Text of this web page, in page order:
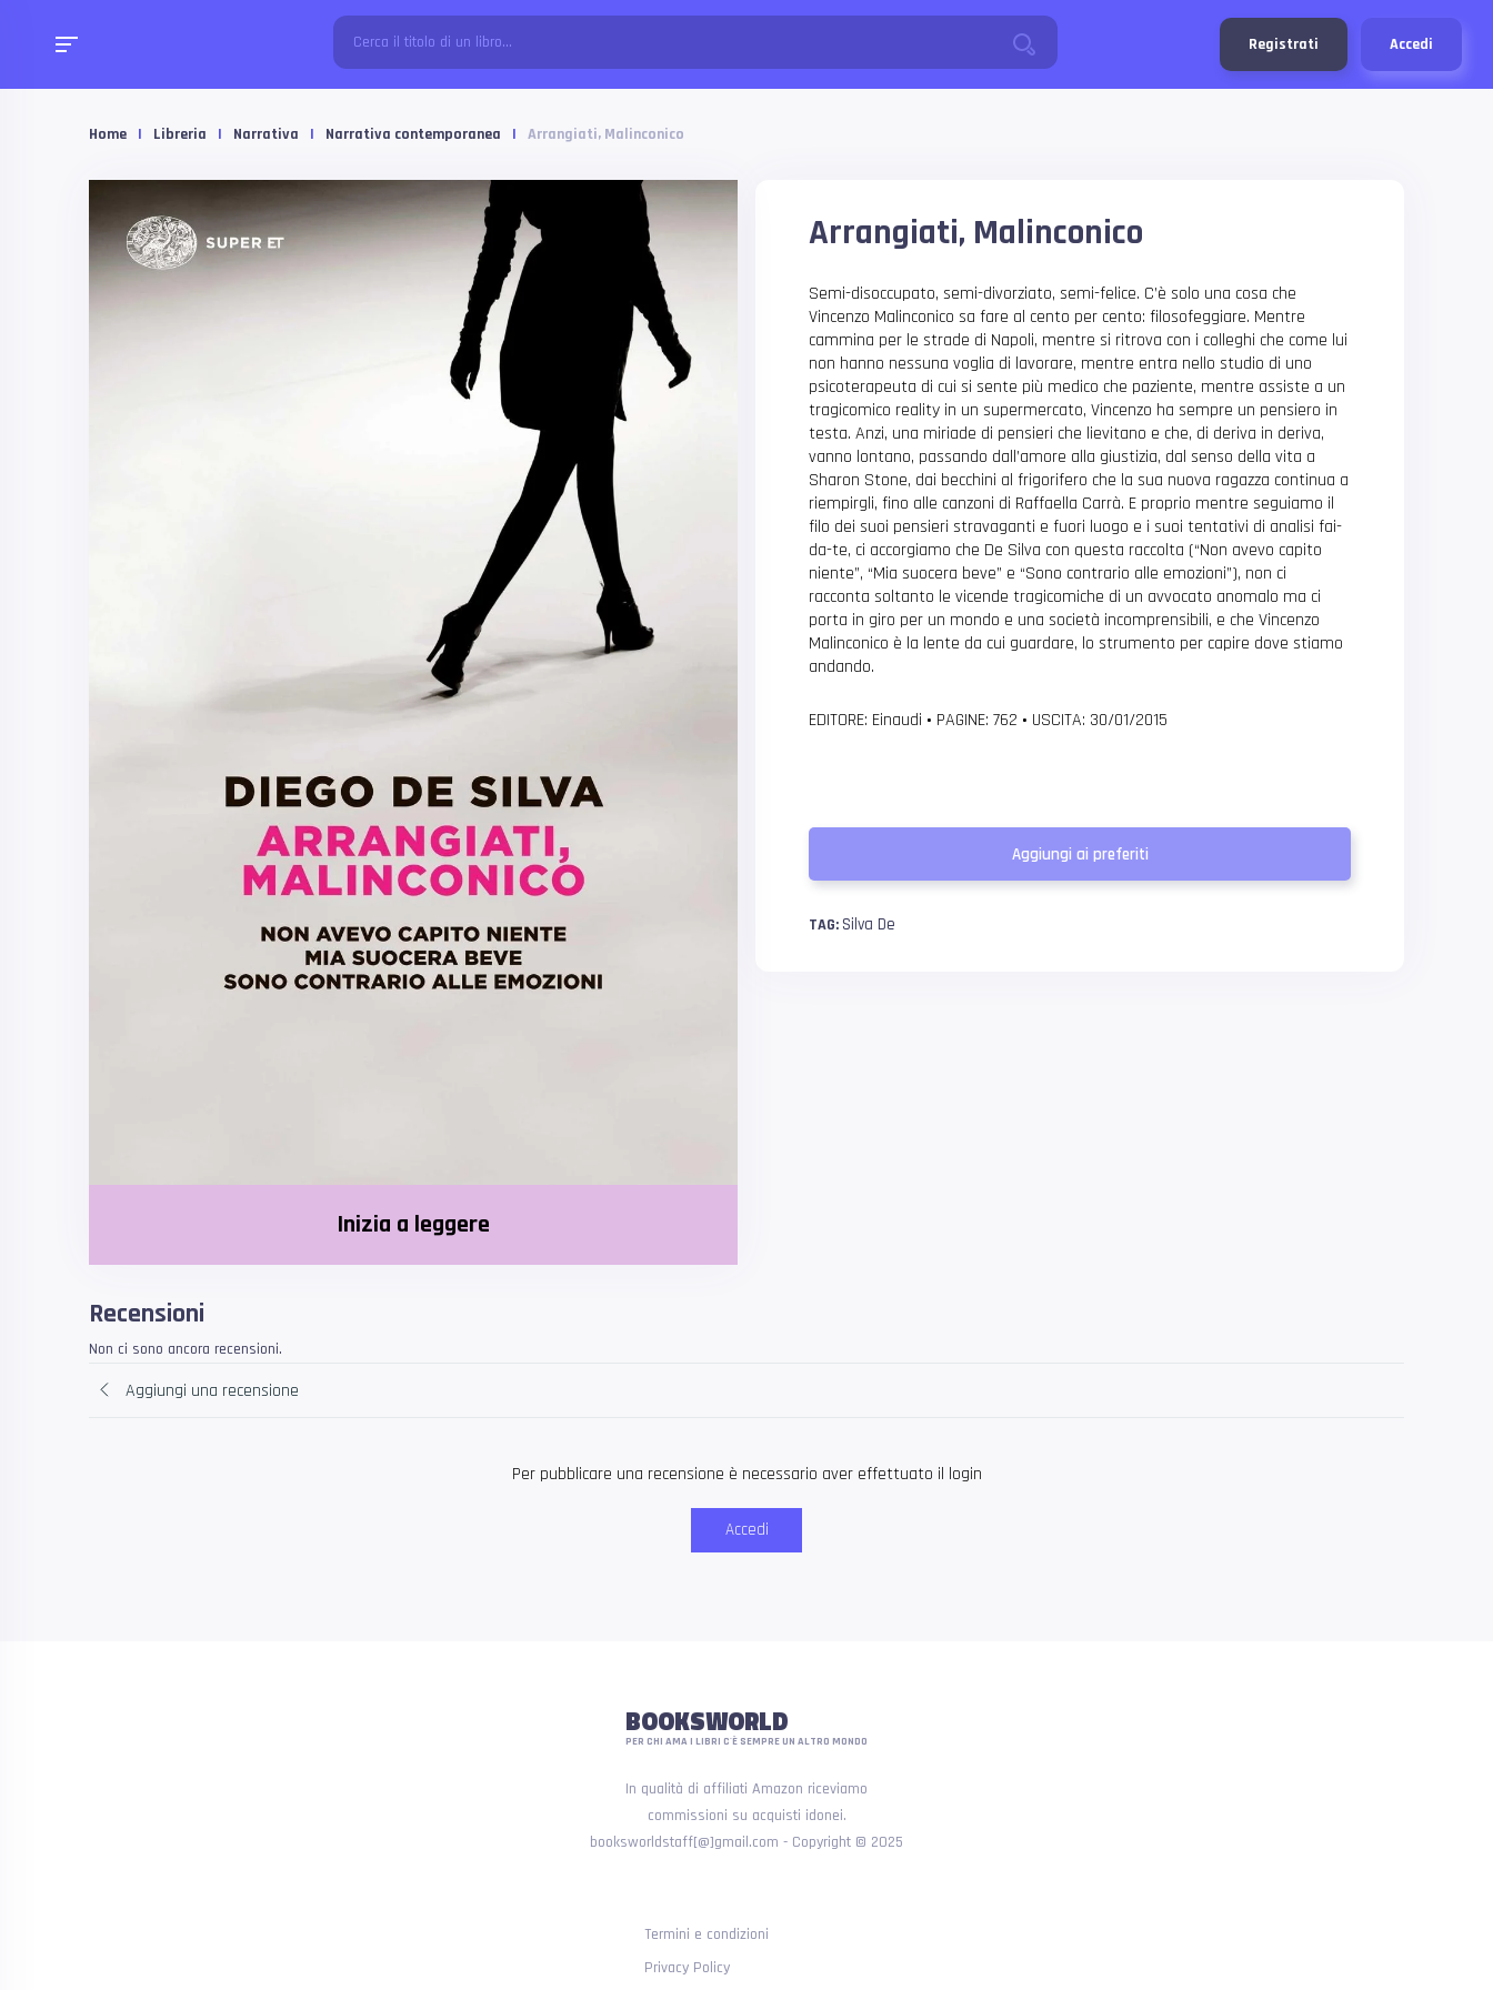
Registrati Accedi
Home | Libreria | Narrativa | Narrativa contemporanea | Arrangiati, Malinconico
Inizia a leggere
Arrangiati, Malinconico
Semi-disoccupato, semi-divorziato, semi-felice. C’è solo una cosa che
Vincenzo Malinconico sa fare al cento per cento: filosofeggiare. Mentre
cammina per le strade di Napoli, mentre si ritrova con i colleghi che come lui
non hanno nessuna voglia di lavorare, mentre entra nello studio di uno
psicoterapeuta di cui si sente più medico che paziente, mentre assiste a un
tragicomico reality in un supermercato, Vincenzo ha sempre un pensiero in
testa. Anzi, una miriade di pensieri che lievitano e che, di deriva in deriva,
vanno lontano, passando dall’amore alla giustizia, dal senso della vita a
Sharon Stone, dai becchini al frigorifero che la sua nuova ragazza continua a
riempirgli, fino alle canzoni di Raffaella Carrà. E proprio mentre seguiamo il
filo dei suoi pensieri stravaganti e fuori luogo e i suoi tentativi di analisi fai-
da-te, ci accorgiamo che De Silva con questa raccolta (“Non avevo capito
niente”, “Mia suocera beve” e “Sono contrario alle emozioni”), non ci
racconta soltanto le vicende tragicomiche di un avvocato anomalo ma ci
porta in giro per un mondo e una società incomprensibili, e che Vincenzo
Malinconico è la lente da cui guardare, lo strumento per capire dove stiamo
andando.
EDITORE: Einaudi • PAGINE: 762 • USCITA: 30/01/2015
Aggiungi ai preferiti
TAG: Silva De
Recensioni
Non ci sono ancora recensioni.
Aggiungi una recensione
Per pubblicare una recensione è necessario aver effettuato il login
Accedi
BOOKSWORLD
PER CHI AMA I LIBRI C'È SEMPRE UN ALTRO MONDO
In qualità di affiliati Amazon riceviamo
commissioni su acquisti idonei.
booksworldstaff[@]gmail.com - Copyright © 2025
Termini e condizioni
Privacy Policy